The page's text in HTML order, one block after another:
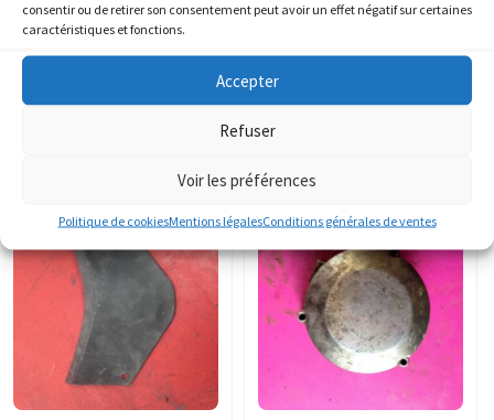
consentir ou de retirer son consentement peut avoir un effet négatif sur certaines
caractéristiques et fonctions.
Accepter
Refuser
Voir les préférences
Politique de cookiesMentions légalesConditions générales de ventes
70.00€ 8.00€